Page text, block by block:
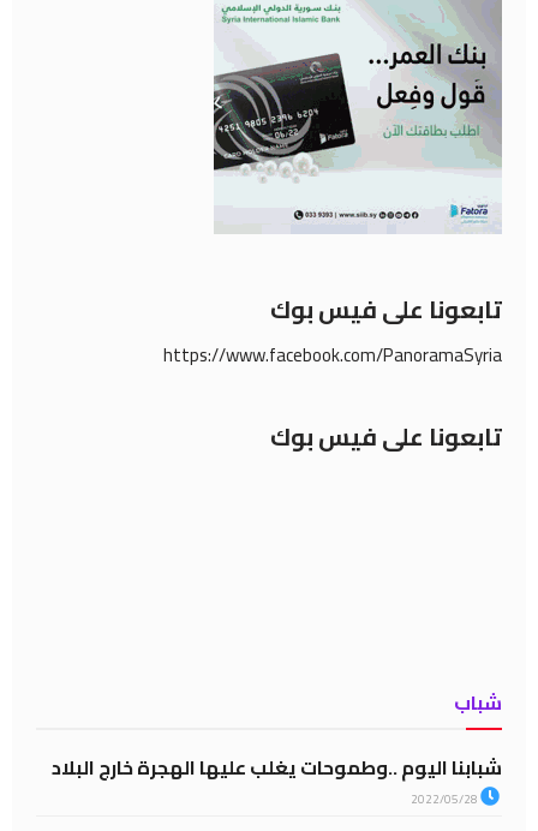
تابعونا على فيس بوك
https://www.facebook.com/PanoramaSyria
تابعونا على فيس بوك
شباب
شبابنا اليوم ..وطموحات يغلب عليها الهجرة خارج البلاد